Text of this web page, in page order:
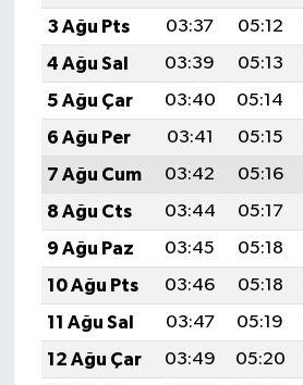
3 Ağu Pts
03:37 05:12
4 Ağu Sal
03:39 05:13
5 Ağu Çar
03:40 05:14
6 Ağu Per
03:41 05:15
7 Ağu Cum
03:42 05:16
8 Ağu Cts
03:44 05:17
9 Ağu Paz
03:45 05:18
10 Ağu Pts
03:46 05:18
11 Ağu Sal
03:47 05:19
12 Ağu Çar
03:49 05:20